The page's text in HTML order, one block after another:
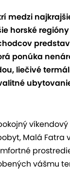
medzi
horské regióny
ponúka
liečivé
Malá Fatra
vášmu